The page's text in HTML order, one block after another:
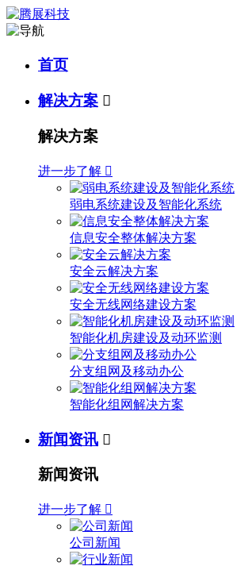
首页
解决方案 
解决方案
进一步了解 
弱电系统建设及智能化系统
信息安全整体解决方案
安全云解决方案
安全无线网络建设方案
智能化机房建设及动环监测
分支组网及移动办公
智能化组网解决方案
新闻资讯 
新闻资讯
进一步了解 
公司新闻